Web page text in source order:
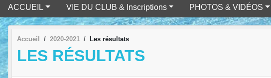
ACCUEIL VIE DU CLUB & Inscriptions PHOTOS & VIDÉOS
Accueil 2020-2021 Les résultats
LES RÉSULTATS